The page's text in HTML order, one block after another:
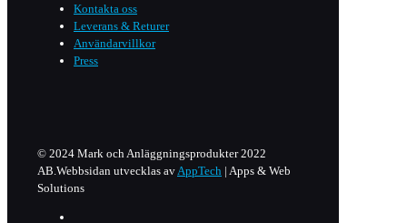
Kontakta oss
Leverans & Returer
Användarvillkor
Press
© 2024 Mark och Anläggningsprodukter 2022
AB.Webbsidan utvecklas avAppTech | Apps & Web
Solutions